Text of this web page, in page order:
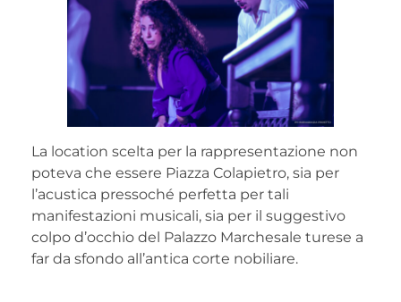
La location scelta per la rappresentazione non
poteva che essere Piazza Colapietro, sia per
l’acustica pressoché perfetta per tali
manifestazioni musicali, sia per il suggestivo
colpo d’occhio del Palazzo Marchesale turese a
far da sfondo all’antica corte nobiliare.